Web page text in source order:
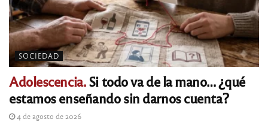
SOCIEDAD
Adolescencia.Si todo va de la mano… ¿qué
estamos enseñando sin darnos cuenta?
4 de agosto de 2026